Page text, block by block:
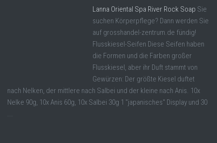
Lanna Oriental Spa River Rock Soap Sie
suchen Körperpflege? Dann werden Sie
auf grosshandel-zentrum.de fündig!
Flusskiesel-Seifen Diese Seifen haben
die Formen und die Farben großer
Flusskiesel, aber ihr Duft stammt von
Gewürzen: Der größte Kiesel duftet
nach Nelken, der mittlere nach Salbei und der kleine nach Anis. 10x
Nelke 90g, 10x Anis 60g, 10x Salbei 30g 1 "japanisches" Display und 30
...